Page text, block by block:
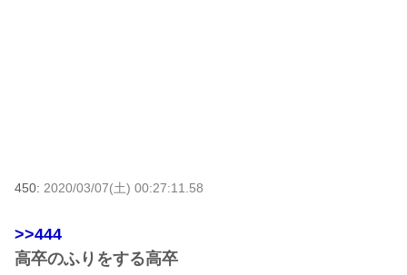
450: 2020/03/07(土) 00:27:11.58
>>444
高卒のふりをする高卒